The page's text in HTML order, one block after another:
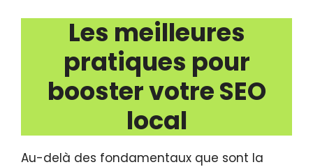
Les meilleures
pratiques pour
booster votre SEO
local
Au-delà des fondamentaux que sont la